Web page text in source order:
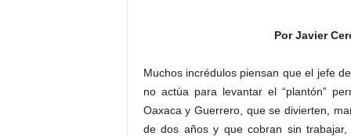
Por Javier
Muchos incrédulos piensan que el jefe
no actúa para levantar el “plantón”
Oaxaca y Guerrero, que se divierten,
de dos años y que cobran sin